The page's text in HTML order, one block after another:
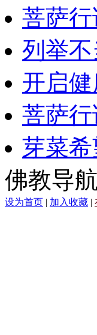
菩萨
列举
开启健
菩萨
芽菜
佛教导
设为首页 | 加入收藏 |